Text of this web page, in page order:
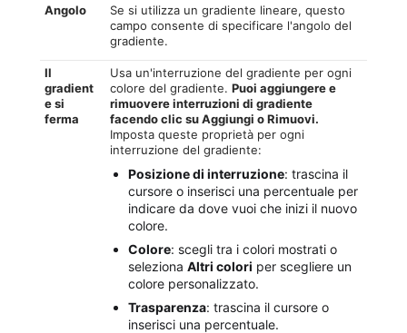
Angolo
Se si utilizza un gradiente lineare, questo
campo consente di specificare l'angolo del
gradiente.
Il
gradient
e si
ferma
Usa un'interruzione del gradiente per ogni
colore del gradiente.Puoi aggiungere e
rimuovere interruzioni di gradiente
facendoclic suAggiungi o Rimuovi.
Imposta queste proprietà per ogni
interruzione del gradiente:
Posizione di interruzione: trascina il
cursore o inserisci una percentuale per
indicare da dove vuoi che inizi il nuovo
colore.
Colore: scegli tra i colori mostrati o
selezionaAltri colori per scegliere un
colore personalizzato.
Trasparenza: trascina il cursore o
inserisci una percentuale.